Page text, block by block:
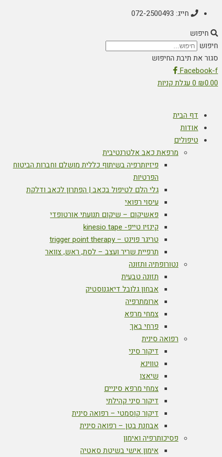
חייג: 072-2500493
חיפוש
חיפוש
סגור את תיבת החיפוש
Facebook-f
₪0.00
0 עגלת קניות
דף הבית
אודות
טיפולים
מרפאת כאב אלטרנטיבית
פיזיותרפיה בשיתוף כללית מושלם וחברות הביטוח
הפרטיות
גלי הלם לטיפול בכאב | הפתרון לכאב ודלקת
עיסוי רפואי
פאשיקום – שיקום תנועתי אורטופדי
קינזיו טייפ- kinesio tape
טריגר פוינט – trigger point therapy
תרפיית שריר ועצב – לסת, ראש, צוואר
נטורופתיה ותזונה
תזונה טבעית
אבחון גלובל דיאגנוסטיק
ארומתרפיה
צמחי מרפא
פרחי באך
רפואה סינית
דיקור סיני
טווינא
שיאצו
צמחי מרפא סיניים
דיקור סיני קהילתי
דיקור קוסמטי – רפואה סינית
אבחנת בטן – רפואה סינית
פסיכותרפיה ואימון
אימון אישי בשיטת סאטיה